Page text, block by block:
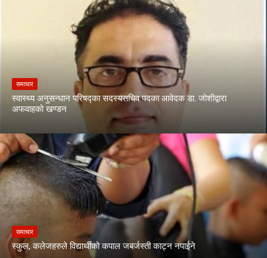
समाचार
स्वास्थ्य अनुसन्धान परिषद्का सदस्यसचिव पदका आवेदक डा. जोशीद्वारा
अफवाहको खण्डन
समाचार
स्कुल, कलेजहरुले विद्यार्थीको कपाल जबर्जस्ती काट्न नपाईने